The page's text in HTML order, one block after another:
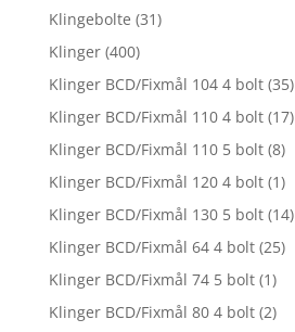
Klingebolte (31)
Klinger (400)
Klinger BCD/Fixmål 104 4 bolt (35)
Klinger BCD/Fixmål 110 4 bolt (17)
Klinger BCD/Fixmål 110 5 bolt (8)
Klinger BCD/Fixmål 120 4 bolt (1)
Klinger BCD/Fixmål 130 5 bolt (14)
Klinger BCD/Fixmål 64 4 bolt (25)
Klinger BCD/Fixmål 74 5 bolt (1)
Klinger BCD/Fixmål 80 4 bolt (2)